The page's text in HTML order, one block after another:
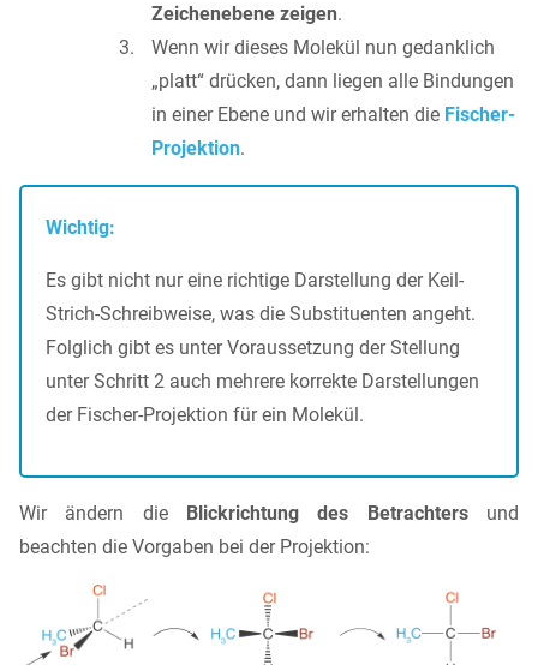
Zeichenebene zeigen.
Wenn wir dieses Molekül nun gedanklich
„platt“ drücken, dann liegen alle Bindungen
in einer Ebene und wir erhalten die Fischer-
Projektion.
Wichtig:
Es gibt nicht nur eine richtige Darstellung der Keil-
Strich-Schreibweise, was die Substituenten angeht.
Folglich gibt es unter Voraussetzung der Stellung
unter Schritt 2 auch mehrere korrekte Darstellungen
der Fischer-Projektion für ein Molekül.
Wir ändern die Blickrichtung des Betrachtersund
beachten die Vorgaben bei der Projektion: